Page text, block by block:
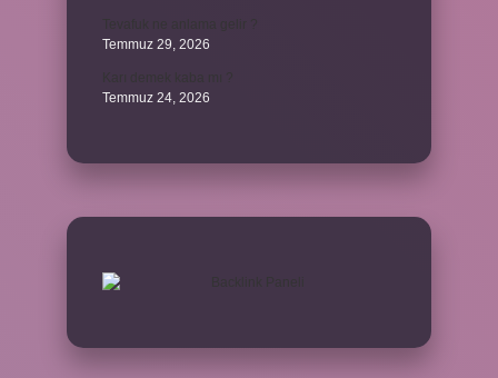
Temmuz 29, 2026
Temmuz 24, 2026